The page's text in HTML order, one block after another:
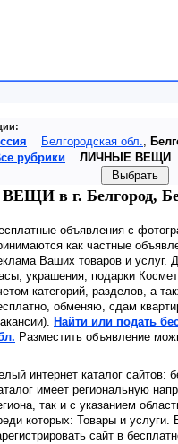
Белгородская обл.,
рубрики ЛИЧНЫЕ ВЕЩИ
в г. Белгород,
объявления с
как частные
Ваших товаров и
украшения, подарки
категорий, разделов, а
обменяю, сдам
Найти или подать
Разместить объявление
интернет каталог сайтов:
имеет региональную
так и с указанием
которых: Товары и услуги.
сайт в